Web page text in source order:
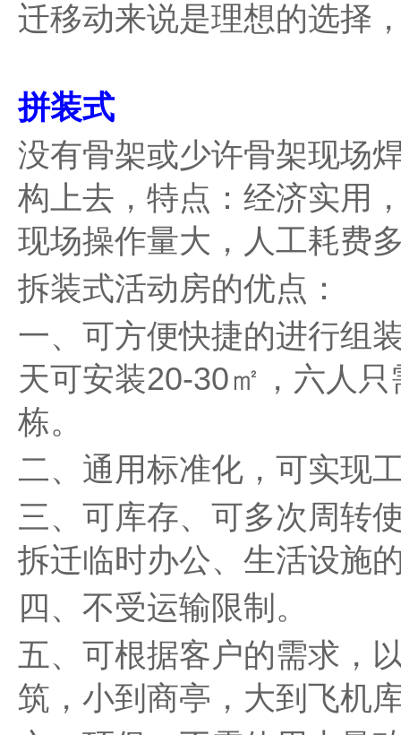
迁移动来说是理想的选择
拼装式
没有骨架或少许骨架现场
构上去，特点：经济实用
现场操作量大，人工耗费
拆装式活动房的优点：
一、可方便快捷的进行组
天可安装20-30㎡，六人
栋。
二、通用标准化，可实现
三、可库存、可多次周转
拆迁临时办公、生活设施
四、不受运输限制。
五、可根据客户的需求，
筑，小到商亭，大到飞机